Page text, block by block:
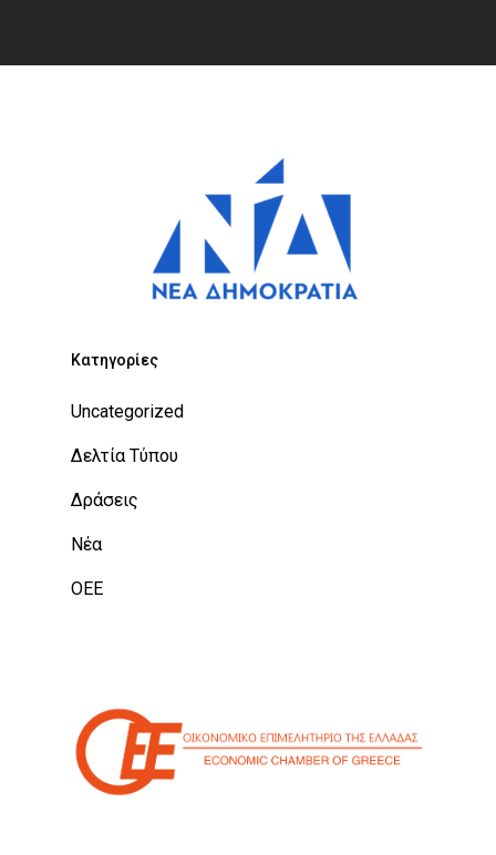
Kατηγορίες
Uncategorized
Δελτία Τύπου
Δράσεις
Νέα
ΟΕΕ